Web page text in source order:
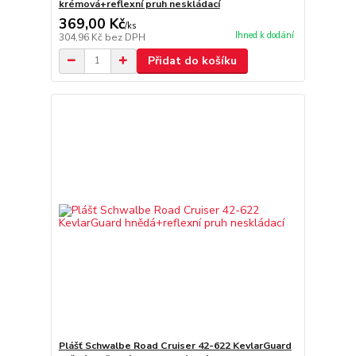
krémová+reflexní pruh neskládací
369,00 Kč/ks
304,96 Kč bez DPH Ihned k dodání
Přidat do košíku
Plášť Schwalbe Road Cruiser 42-622 KevlarGuard